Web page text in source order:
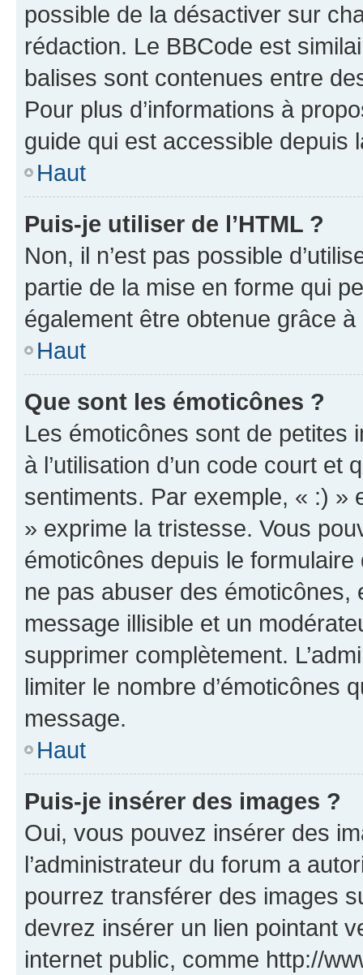
possible de la désactiver sur
rédaction. Le BBCode est
balises sont contenues entre
Pour plus d’informations à
guide qui est accessible depuis
Haut
Puis-je utiliser de l’HTML ?
Non, il n’est pas possible
partie de la mise en forme qui
également être obtenue grâce à
Haut
Que sont les émoticônes ?
Les émoticônes sont de petites
à l’utilisation d’un code court et
sentiments. Par exemple, « :) »
» exprime la tristesse. Vous
émoticônes depuis le
ne pas abuser des
message illisible et un
supprimer complètement.
limiter le nombre d’émoticônes
message.
Haut
Puis-je insérer des images ?
Oui, vous pouvez insérer des
l’administrateur du forum a
pourrez transférer des images
devrez insérer un lien pointant
internet public, comme http://